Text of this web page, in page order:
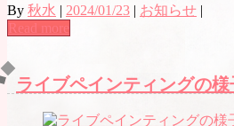
By 秋水 | 2024/01/23 | お知らせ |
Read more
ライブペインティングの様